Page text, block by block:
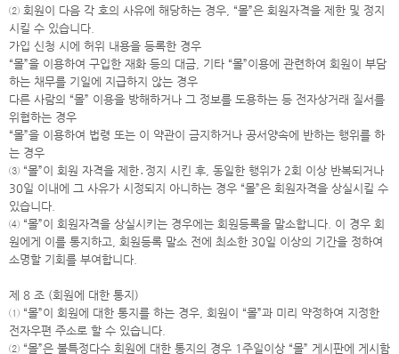
② 회원이 다음 각 호의 사유에 해당하는 경우, “몰”은 회원자격을 제한 및 정지
시킬 수 있습니다.
가입 신청 시에 허위 내용을 등록한 경우
“몰”을 이용하여 구입한 재화 등의 대금, 기타 “몰”이용에 관련하여 회원이 부담
하는 채무를 기일에 지급하지 않는 경우
다른 사람의 “몰” 이용을 방해하거나 그 정보를 도용하는 등 전자상거래 질서를
위협하는 경우
“몰”을 이용하여 법령 또는 이 약관이 금지하거나 공서양속에 반하는 행위를 하
는 경우
③ “몰”이 회원 자격을 제한․정지 시킨 후, 동일한 행위가 2회 이상 반복되거나
30일 이내에 그 사유가 시정되지 아니하는 경우 “몰”은 회원자격을 상실시킬 수
있습니다.
④ “몰”이 회원자격을 상실시키는 경우에는 회원등록을 말소합니다. 이 경우 회
원에게 이를 통지하고, 회원등록 말소 전에 최소한 30일 이상의 기간을 정하여
소명할 기회를 부여합니다.
제 8 조 (회원에 대한 통지)
① “몰”이 회원에 대한 통지를 하는 경우, 회원이 “몰”과 미리 약정하여 지정한
전자우편 주소로 할 수 있습니다.
② “몰”은 불특정다수 회원에 대한 통지의 경우 1주일이상 “몰” 게시판에 게시함